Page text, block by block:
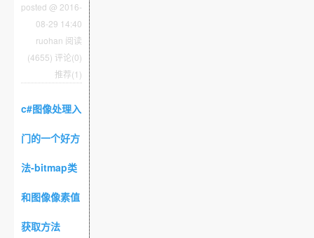
posted @ 2016-
08-29 14:40
ruohan 阅读
(4655) 评论(0)
推荐(1)
c#图像处理入
门的一个好方
法-bitmap类
和图像像素值
获取方法